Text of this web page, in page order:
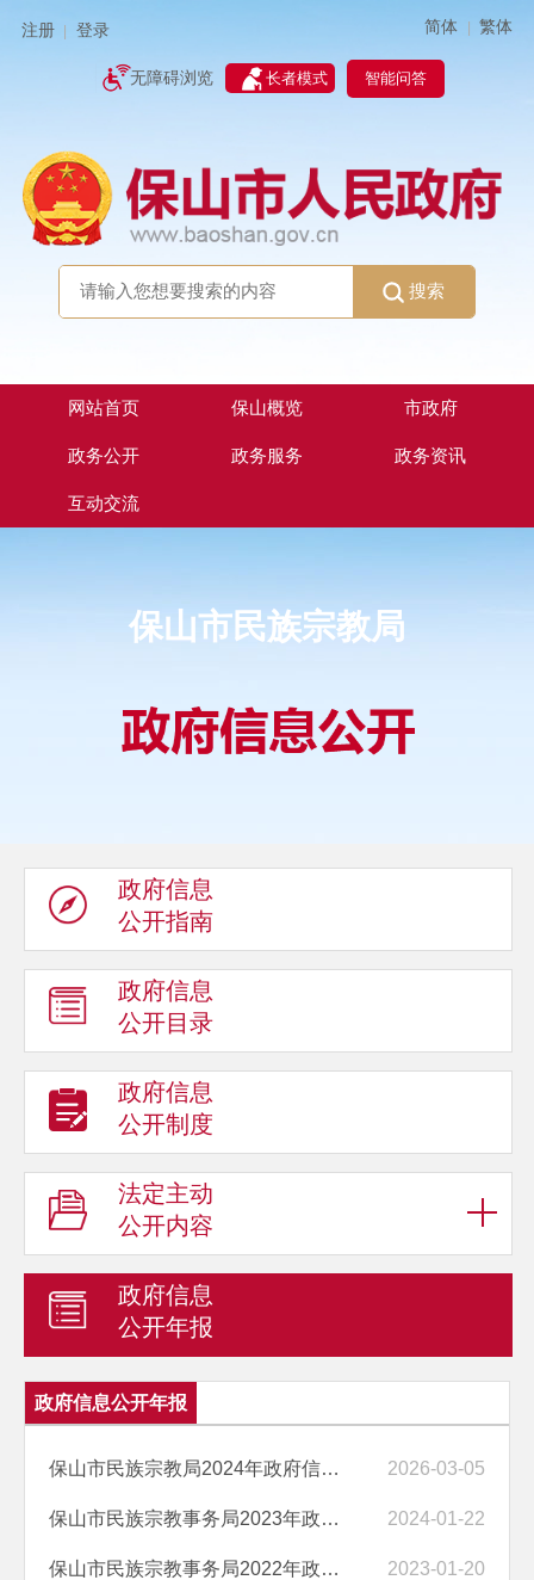
注册 登录 简体 | 繁体
无障碍浏览 长者模式 智能问答
搜索
网站首页 保山概览 市政府
政务公开 政务服务 政务资讯
互动交流
保山市民族宗教局
政府信息
公开指南
政府信息
公开目录
政府信息
公开制度
法定主动
公开内容
政府信息
公开年报
政府信息公开年报
保山市民族宗教局2024年政府信息公开工作年度报告 2026-03-05
保山市民族宗教事务局2023年政府信息公开工作年度报告 2024-01-22
保山市民族宗教事务局2022年政府信息公开年度报告 2023-01-20